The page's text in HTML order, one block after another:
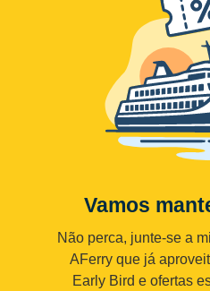
Vamos
Não perca, junte-se a
AFerry que já
Early Bird e ofertas